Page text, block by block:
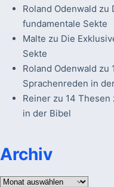
Roland Odenwald zu
fundamentale Sekte
Malte zu Die
Sekte
Roland Odenwald zu
Sprachenreden in
Reinerzu 14 Thesen
in der Bibel
Archiv
Archiv